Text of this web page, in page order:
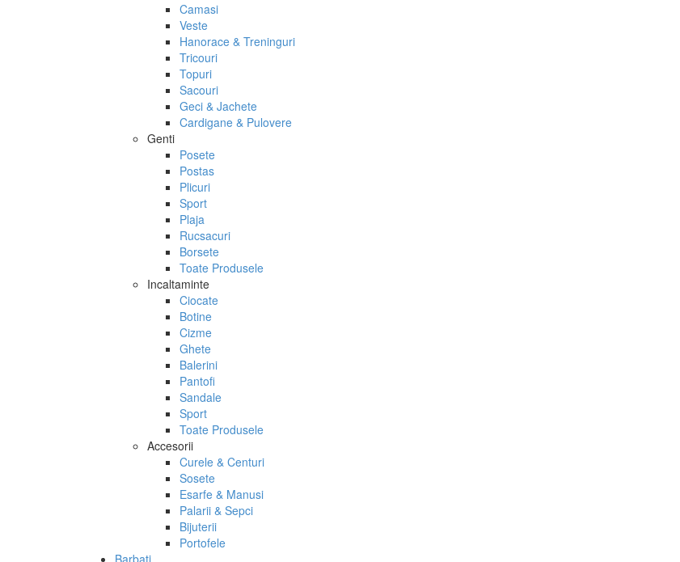
Camasi
Veste
Hanorace & Treninguri
Tricouri
Topuri
Sacouri
Geci & Jachete
Cardigane & Pulovere
Genti
Posete
Postas
Plicuri
Sport
Plaja
Rucsacuri
Borsete
Toate Produsele
Incaltaminte
Ciocate
Botine
Cizme
Ghete
Balerini
Pantofi
Sandale
Sport
Toate Produsele
Accesorii
Curele & Centuri
Sosete
Esarfe & Manusi
Palarii & Sepci
Bijuterii
Portofele
Barbati